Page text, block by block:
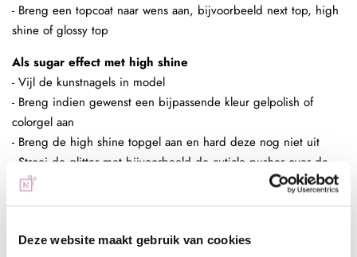
Deze website maakt gebruik van cookies
- Breng een topcoat naar wens aan, bijvoorbeeld next top, high
shine of glossy top
Als sugar effect met high shine
- Vijl de kunstnagels in model
- Breng indien gewenst een bijpassende kleur gelpolish of
colorgel aan
- Breng de high shine topgel aan en hard deze nog niet uit
- Strooi de glitter met bijvoorbeeld de cuticle pusher over de
nagel en hard vervolgens uit (2 minuten UV of 30 sec in LED)
- Hierna is een topcoat niet meer nodig